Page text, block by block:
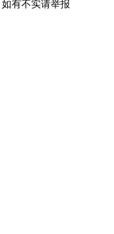
有不实请举报